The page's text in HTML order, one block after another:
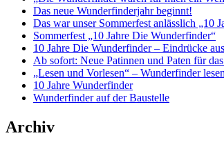
Das neue Wunderfinderjahr beginnt!
Das war unser Sommerfest anlässlich „10
Sommerfest „10 Jahre Die Wunderfinder“
10 Jahre Die Wunderfinder – Eindrücke
Ab sofort: Neue Patinnen und Paten für
„Lesen und Vorlesen“ – Wunderfinder
10 Jahre Wunderfinder
Wunderfinder auf der Baustelle
Archiv